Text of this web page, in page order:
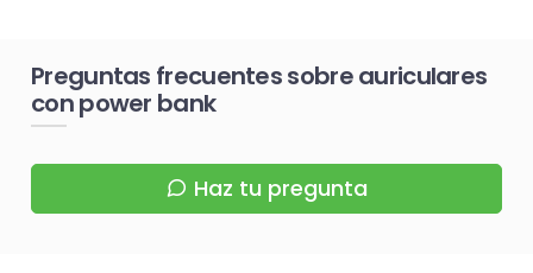
Preguntas frecuentes sobre auriculares
con power bank
Haz tu pregunta